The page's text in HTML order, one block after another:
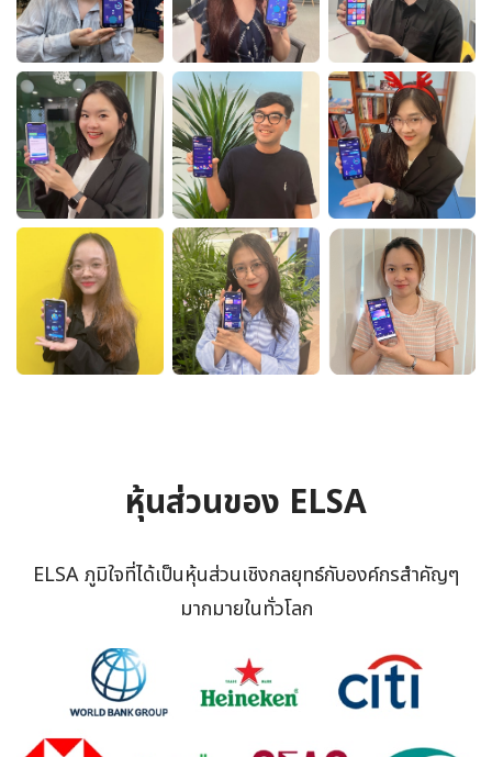
หุ้นส่วนของ ELSA
ELSA ภูมิใจที่ได้เป็นหุ้นส่วนเชิงกลยุทธ์กับองค์กรสำคัญๆ
มากมายในทั่วโลก